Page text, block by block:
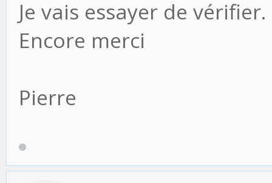
Je vais essayer de vérifier.
Encore merci
Pierre